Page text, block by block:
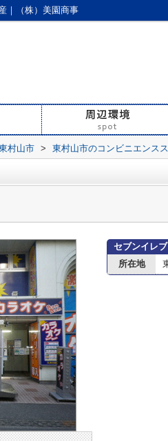
｜（株）美園商事
村山市 > 東村山市のコンビニエンス
セブンイレ
所在地